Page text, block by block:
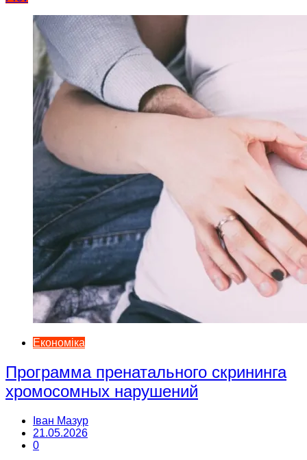
записів
Економіка
Программа пренатального скрининга
хромосомных нарушений
Іван Мазур
21.05.2026
0